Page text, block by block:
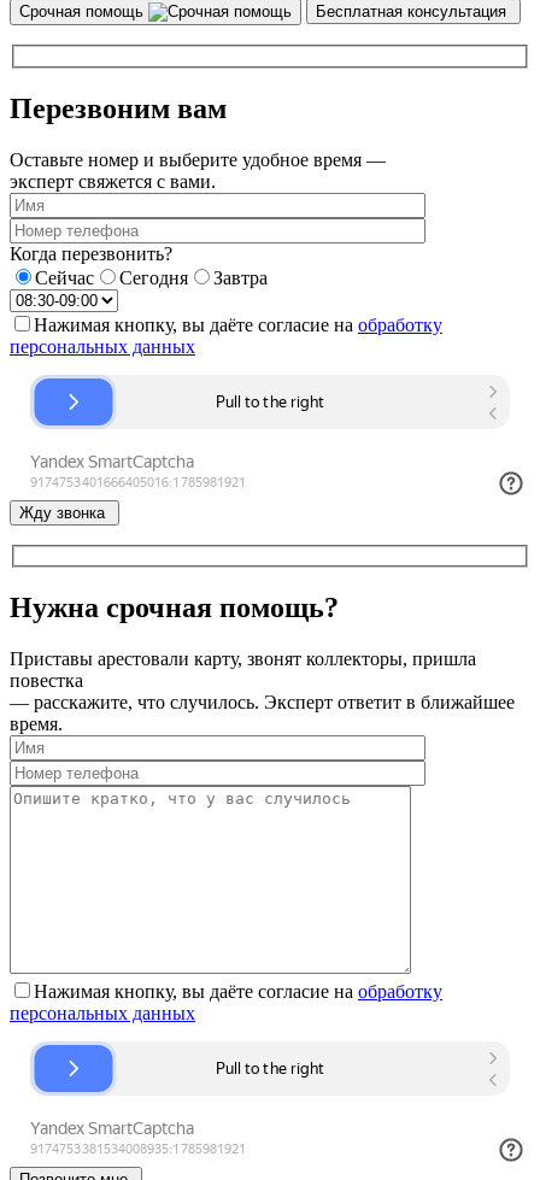
Срочная помощь Бесплатная консультация
Перезвоним вам
Оставьте номер и выберите удобное время —
эксперт свяжется с вами.
Когда перезвонить?
Сейчас
Сегодня Завтра
Нажимая кнопку, вы даёте согласие на обработку
персональных данных
Жду звонка
Нужна срочная помощь?
Приставы арестовали карту, звонят коллекторы, пришла
повестка
— расскажите, что случилось. Эксперт ответит в ближайшее
время.
Нажимая кнопку, вы даёте согласие на обработку
персональных данных